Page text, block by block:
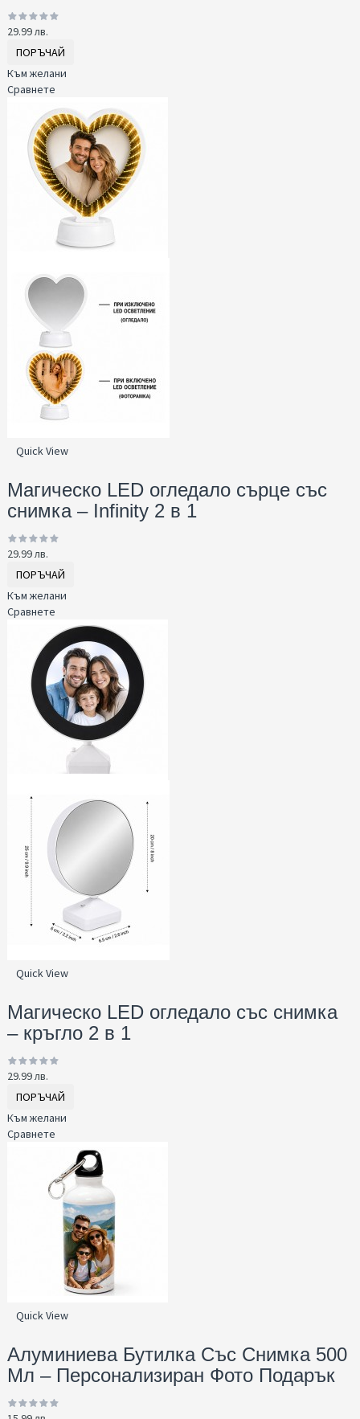
29.99 лв.
ПОРЪЧАЙ
Към желани
Сравнете
Quick View
Магическо LED огледало сърце със
снимка – Infinity 2 в 1
29.99 лв.
ПОРЪЧАЙ
Към желани
Сравнете
Quick View
Магическо LED огледало със снимка
– кръгло 2 в 1
29.99 лв.
ПОРЪЧАЙ
Към желани
Сравнете
Quick View
Алуминиева Бутилка Със Снимка 500
Мл – Персонализиран Фото Подарък